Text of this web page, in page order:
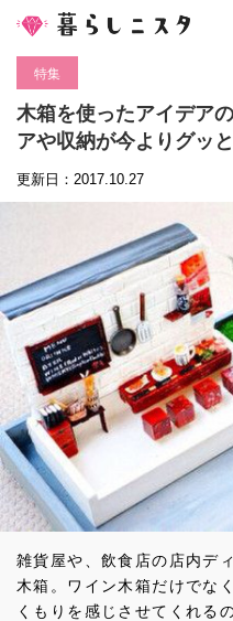
特集
木箱を使ったアイデア
アや収納が今よりグッ
更新日：2017.10.27
雑貨屋や、飲食店の店内デ
木箱。ワイン木箱だけでな
くもりを感じさせてくれる